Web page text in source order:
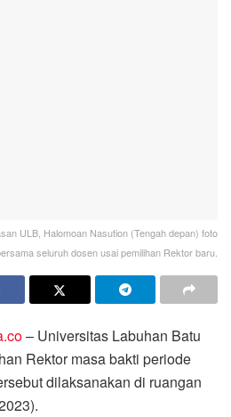
ULB, Halomoan Nasution (Tengah depan) foto
seluruh dosen usai pemilihan Rektor baru.
– Universitas Labuhan Batu
Rektor masa bakti periode
dilaksanakan di ruangan